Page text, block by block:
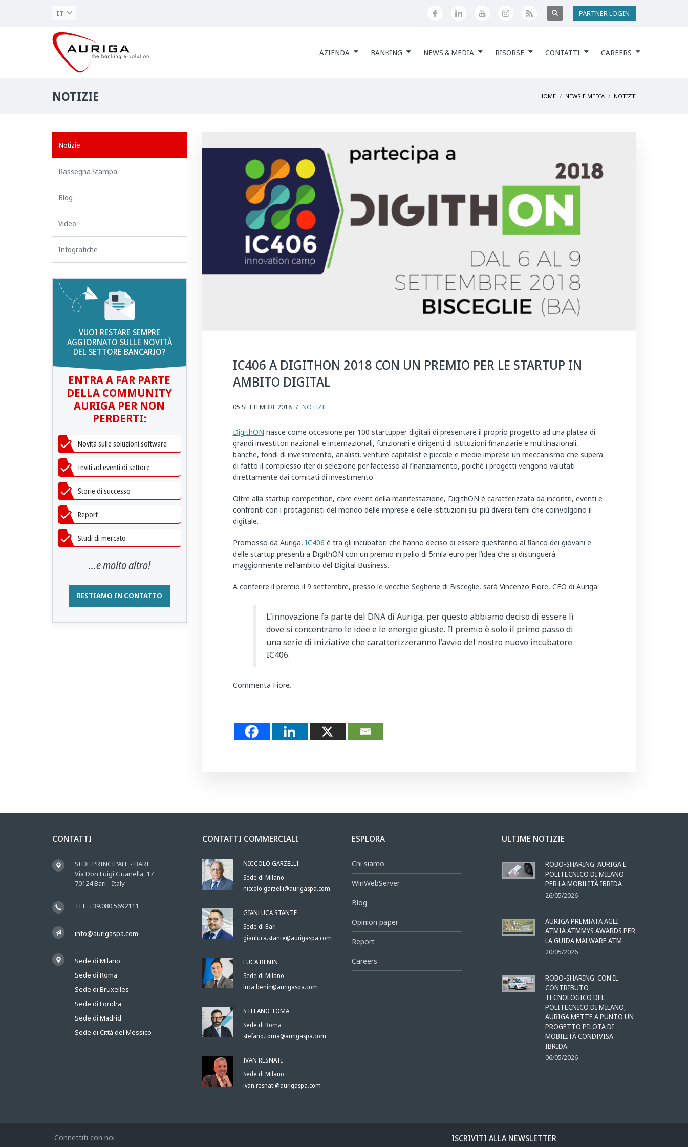
IT PARTNER LOGIN
AZIENDA BANKING NEWS & MEDIA RISORSE CONTATTI CAREERS
NOTIZIE HOME NEWS E MEDIA NOTIZIE
IC406 A DIGITHON 2018 CON UN PREMIO PER LE STARTUP IN
AMBITO DIGITAL
05 SETTEMBRE 2018 / NOTIZIE
DigithON nasce come occasione per 100 startupper digitali di presentare il proprio progetto ad una platea di
grandi investitori nazionali e internazionali, funzionari e dirigenti di istituzioni finanziarie e multinazionali,
banche, fondi di investimento, analisti, venture capitalist e piccole e medie imprese un meccanismo che supera
di fatto il complesso iter di selezione per l’accesso al finanziamento, poiché i progetti vengono valutati
direttamente dai comitati di investimento.
Oltre alla startup competition, core event della manifestazione, DigithON è caratterizzata da incontri, eventi e
confronti con i protagonisti del mondo delle imprese e delle istituzioni sui più diversi temi che coinvolgono il
digitale.
Promosso da Auriga, IC406 è tra gli incubatori che hanno deciso di essere quest’anno al fianco dei giovani e
delle startup presenti a DigithON con un premio in palio di 5mila euro per l’idea che si distinguerà
maggiormente nell’ambito del Digital Business.
A conferire il premio il 9 settembre, presso le vecchie Segherie di Bisceglie, sarà Vincenzo Fiore, CEO di Auriga.
L’innovazione fa parte del DNA di Auriga, per questo abbiamo deciso di essere lì
dove si concentrano le idee e le energie giuste. Il premio è solo il primo passo di
una serie di iniziative che caratterizzeranno l’avvio del nostro nuovo incubatore
IC406.
Commenta Fiore.
Notizie
Rassegna Stampa
Blog
Video
Infografiche
VUOI RESTARE SEMPRE
AGGIORNATO SULLE NOVITÀ
DEL SETTORE BANCARIO?
ENTRA A FAR PARTE
DELLA COMMUNITY
AURIGA PER NON
PERDERTI:
Novità sulle soluzioni software
Inviti ad eventi di settore
Storie di successo
Report
Studi di mercato
...e molto altro!
RESTIAMO IN CONTATTO
CONTATTI
SEDE PRINCIPALE - BARI
Via Don Luigi Guanella, 17
70124 Bari - Italy
TEL: +39.080.5692111
info@aurigaspa.com
Sede di Milano
Sede di Roma
Sede di Bruxelles
Sede di Londra
Sede di Madrid
Sede di Città del Messico
CONTATTI COMMERCIALI
NICCOLÒ GARZELLI
Sede di Milano
niccolo.garzelli@aurigaspa.com
GIANLUCA STANTE
Sede di Bari
gianluca.stante@aurigaspa.com
LUCA BENIN
Sede di Milano
luca.benin@aurigaspa.com
STEFANO TOMA
Sede di Roma
stefano.toma@aurigaspa.com
IVAN RESNATI
Sede di Milano
ivan.resnati@aurigaspa.com
ESPLORA
Chi siamo
WinWebServer
Blog
Opinion paper
Report
Careers
ULTIME NOTIZIE
ROBO-SHARING: AURIGA E
POLITECNICO DI MILANO
PER LA MOBILITÀ IBRIDA
26/05/2026
AURIGA PREMIATA AGLI
ATMIA ATMMYS AWARDS PER
LA GUIDA MALWARE ATM
20/05/2026
ROBO-SHARING: CON IL
CONTRIBUTO
TECNOLOGICO DEL
POLITECNICO DI MILANO,
AURIGA METTE A PUNTO UN
PROGETTO PILOTA DI
MOBILITÀ CONDIVISA
IBRIDA.
06/05/2026
Connettiti con noi ISCRIVITI ALLA NEWSLETTER